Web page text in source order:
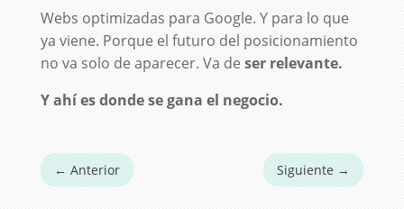
Webs optimizadas para Google. Y para lo que
ya viene. Porque el futuro del posicionamiento
no va solo de aparecer. Va de ser relevante.
Y ahí es donde se gana el negocio.
← Anterior Siguiente →